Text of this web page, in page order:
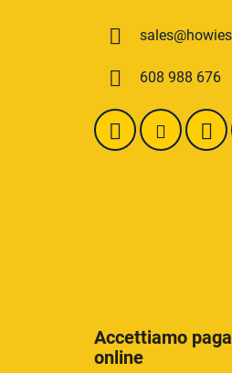
sales@
608 988 676
Accettiamo
online